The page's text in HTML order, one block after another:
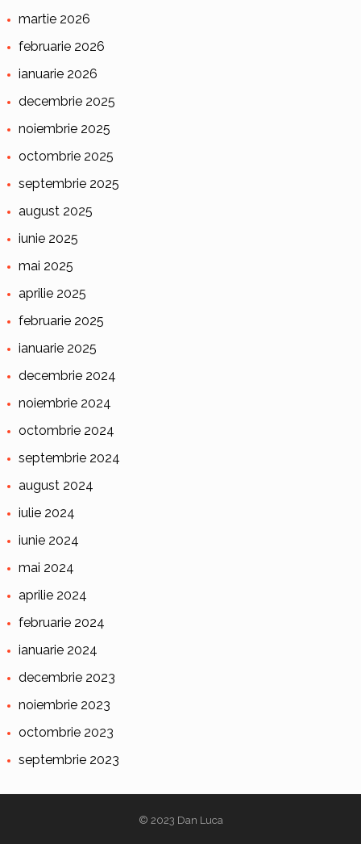
martie 2026
februarie 2026
ianuarie 2026
decembrie 2025
noiembrie 2025
octombrie 2025
septembrie 2025
august 2025
iunie 2025
mai 2025
aprilie 2025
februarie 2025
ianuarie 2025
decembrie 2024
noiembrie 2024
octombrie 2024
septembrie 2024
august 2024
iulie 2024
iunie 2024
mai 2024
aprilie 2024
februarie 2024
ianuarie 2024
decembrie 2023
noiembrie 2023
octombrie 2023
septembrie 2023
© 2023 Dan Luca